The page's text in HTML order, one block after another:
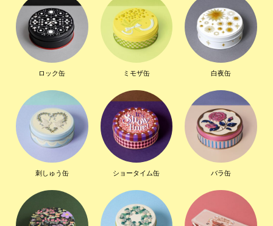
ロック缶 ミモザ缶 白夜缶
刺しゅう缶 ショータイム缶 バラ缶